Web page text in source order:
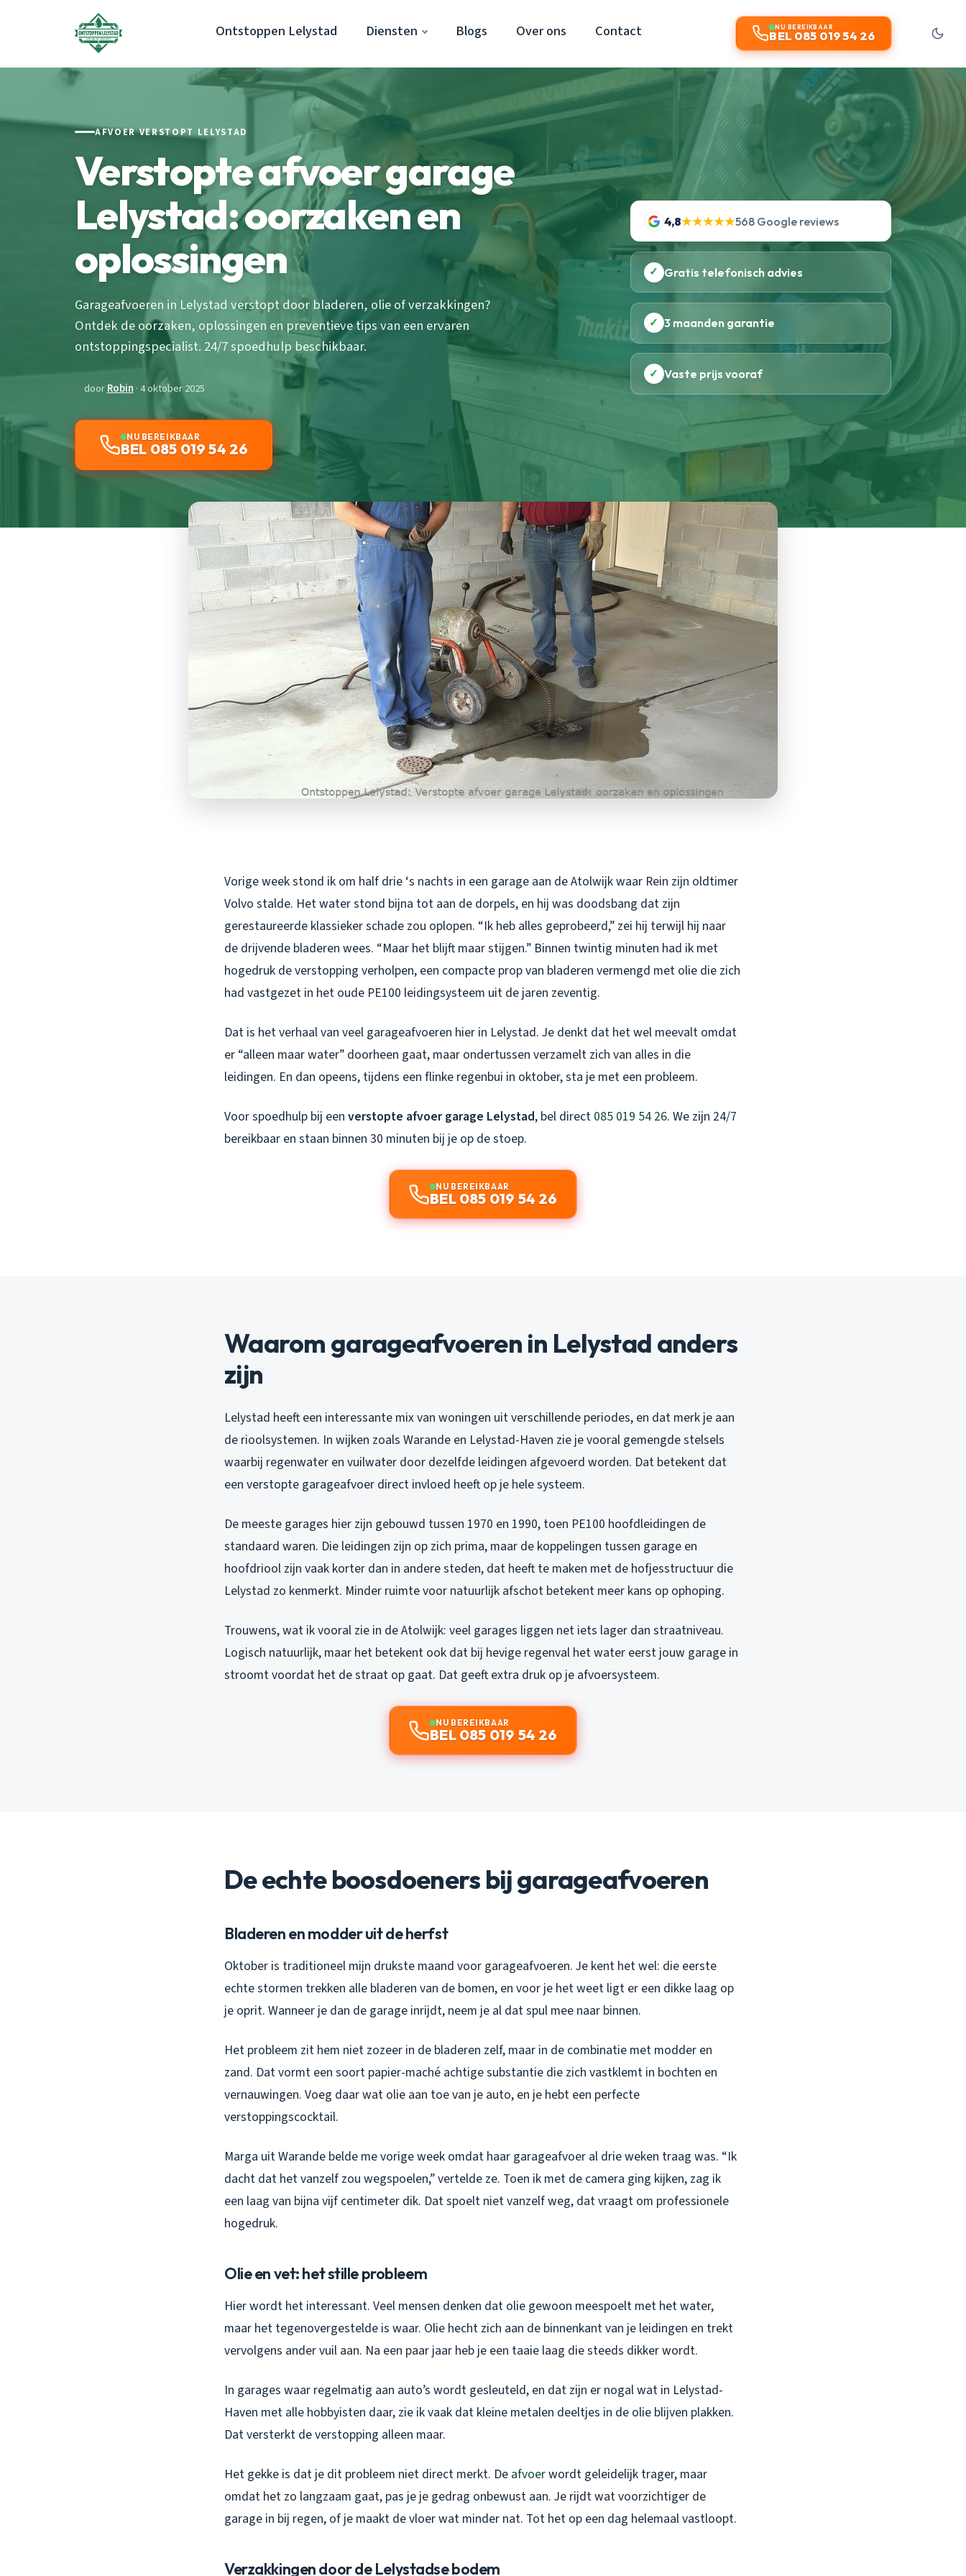
Ontstoppen Lelystad Diensten Blogs Over ons Contact NU BEREIKBAAR
BEL 085 019 54 26
AFVOER VERSTOPT LELYSTAD
Verstopte afvoer garage
Lelystad: oorzaken en
oplossingen
Garageafvoeren in Lelystad verstopt door bladeren, olie of verzakkingen?
Ontdek de oorzaken, oplossingen en preventieve tips van een ervaren
ontstoppingspecialist. 24/7 spoedhulp beschikbaar.
doorRobin · 4 oktober 2025
NU BEREIKBAAR
BEL 085 019 54 26
4,8★★★★★568 Google reviews
✓ Gratis telefonisch advies
✓ 3 maanden garantie
✓ Vaste prijs vooraf
Vorige week stond ik om half drie ‘s nachts in een garage aan de Atolwijk waar Rein zijn oldtimer
Volvo stalde. Het water stond bijna tot aan de dorpels, en hij was doodsbang dat zijn
gerestaureerde klassieker schade zou oplopen. “Ik heb alles geprobeerd,” zei hij terwijl hij naar
de drijvende bladeren wees. “Maar het blijft maar stijgen.” Binnen twintig minuten had ik met
hogedruk de verstopping verholpen, een compacte prop van bladeren vermengd met olie die zich
had vastgezet in het oude PE100 leidingsysteem uit de jaren zeventig.
Dat is het verhaal van veel garageafvoeren hier in Lelystad. Je denkt dat het wel meevalt omdat
er “alleen maar water” doorheen gaat, maar ondertussen verzamelt zich van alles in die
leidingen. En dan opeens, tijdens een flinke regenbui in oktober, sta je met een probleem.
Voor spoedhulp bij een verstopte afvoer garage Lelystad, bel direct 085 019 54 26. We zijn 24/7
bereikbaar en staan binnen 30 minuten bij je op de stoep.
NU BEREIKBAAR
BEL 085 019 54 26
Waarom garageafvoeren in Lelystad anders
zijn
Lelystad heeft een interessante mix van woningen uit verschillende periodes, en dat merk je aan
de rioolsystemen. In wijken zoals Warande en Lelystad-Haven zie je vooral gemengde stelsels
waarbij regenwater en vuilwater door dezelfde leidingen afgevoerd worden. Dat betekent dat
een verstopte garageafvoer direct invloed heeft op je hele systeem.
De meeste garages hier zijn gebouwd tussen 1970 en 1990, toen PE100 hoofdleidingen de
standaard waren. Die leidingen zijn op zich prima, maar de koppelingen tussen garage en
hoofdriool zijn vaak korter dan in andere steden, dat heeft te maken met de hofjesstructuur die
Lelystad zo kenmerkt. Minder ruimte voor natuurlijk afschot betekent meer kans op ophoping.
Trouwens, wat ik vooral zie in de Atolwijk: veel garages liggen net iets lager dan straatniveau.
Logisch natuurlijk, maar het betekent ook dat bij hevige regenval het water eerst jouw garage in
stroomt voordat het de straat op gaat. Dat geeft extra druk op je afvoersysteem.
NU BEREIKBAAR
BEL 085 019 54 26
De echte boosdoeners bij garageafvoeren
Bladeren en modder uit de herfst
Oktober is traditioneel mijn drukste maand voor garageafvoeren. Je kent het wel: die eerste
echte stormen trekken alle bladeren van de bomen, en voor je het weet ligt er een dikke laag op
je oprit. Wanneer je dan de garage inrijdt, neem je al dat spul mee naar binnen.
Het probleem zit hem niet zozeer in de bladeren zelf, maar in de combinatie met modder en
zand. Dat vormt een soort papier-maché achtige substantie die zich vastklemt in bochten en
vernauwingen. Voeg daar wat olie aan toe van je auto, en je hebt een perfecte
verstoppingscocktail.
Marga uit Warande belde me vorige week omdat haar garageafvoer al drie weken traag was. “Ik
dacht dat het vanzelf zou wegspoelen,” vertelde ze. Toen ik met de camera ging kijken, zag ik
een laag van bijna vijf centimeter dik. Dat spoelt niet vanzelf weg, dat vraagt om professionele
hogedruk.
Olie en vet: het stille probleem
Hier wordt het interessant. Veel mensen denken dat olie gewoon meespoelt met het water,
maar het tegenovergestelde is waar. Olie hecht zich aan de binnenkant van je leidingen en trekt
vervolgens ander vuil aan. Na een paar jaar heb je een taaie laag die steeds dikker wordt.
In garages waar regelmatig aan auto’s wordt gesleuteld, en dat zijn er nogal wat in Lelystad-
Haven met alle hobbyisten daar, zie ik vaak dat kleine metalen deeltjes in de olie blijven plakken.
Dat versterkt de verstopping alleen maar.
Het gekke is dat je dit probleem niet direct merkt. De afvoerwordt geleidelijk trager, maar
omdat het zo langzaam gaat, pas je je gedrag onbewust aan. Je rijdt wat voorzichtiger de
garage in bij regen, of je maakt de vloer wat minder nat. Tot het op een dag helemaal vastloopt.
Verzakkingen door de Lelystadse bodem